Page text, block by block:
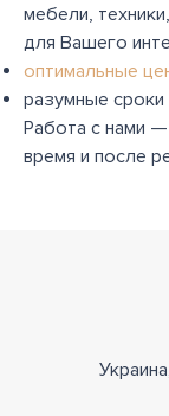
мебели,
для Вашего
оптимальные
разумные сроки
Работа с нами
время и после